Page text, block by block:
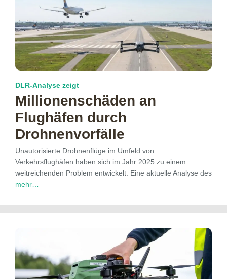
DLR-Analyse zeigt
Millionenschäden an
Flughäfen durch
Drohnenvorfälle
Unautorisierte Drohnenflüge im Umfeld von
Verkehrsflughäfen haben sich im Jahr 2025 zu einem
weitreichenden Problem entwickelt. Eine aktuelle Analyse des
mehr…